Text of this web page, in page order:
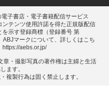
子書店・電子書籍配信サービス
ンテンツ使用許諾を得た正規版配信
を示す登録商標（登録番号 第
マークについて、詳しくはこち
https://aebs.or.jp/
章・撮影写真の著作権は主婦と⽣活
ます。
複製⾏為は固く禁⽌します。